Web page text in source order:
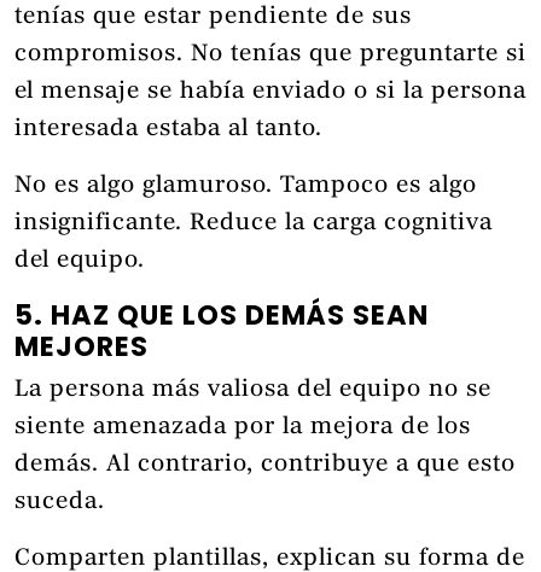
tenías que estar pendiente de sus
compromisos. No tenías que preguntarte si
el mensaje se había enviado o si la persona
interesada estaba al tanto.
No es algo glamuroso. Tampoco es algo
insignificante. Reduce la carga cognitiva
del equipo.
5. HAZ QUE LOS DEMÁS SEAN
MEJORES
La persona más valiosa del equipo no se
siente amenazada por la mejora de los
demás. Al contrario, contribuye a que esto
suceda.
Comparten plantillas, explican su forma de